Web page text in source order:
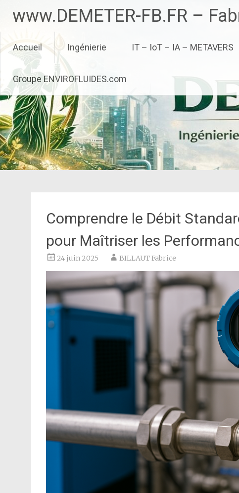
contenu
www.DEMETER-FB.FR –
Accueil Ingénierie IT – IoT – IA – METAVERS
Groupe ENVIROFLUIDES.com
Comprendre le Débit
pour Maîtriser les
24 juin 2025 BILLAUT Fabrice